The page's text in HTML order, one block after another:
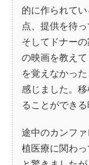
的に作られて
点、提供を待
そしてドナー
の映画を教え
を覚えなかっ
感じました。
ることができる
途中のカンフ
植医療に関わ